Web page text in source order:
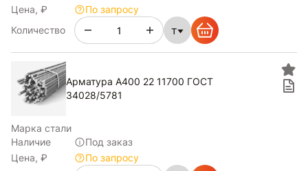
Цена, ₽
По запросу
Количество
т
Арматура А400 22 11700 ГОСТ
34028/5781
Марка стали
Наличие
Под заказ
Цена, ₽
По запросу